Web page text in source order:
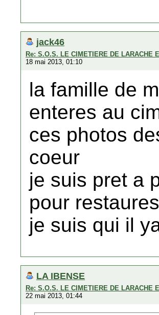
jack46
Re: S.O.S. LE CIMETIERE DE LARACHE
18 mai 2013, 01:10
la famille de
enteres au
ces photos
coeur
je suis pret a
pour
je suis qui il
LA IBENSE
Re: S.O.S. LE CIMETIERE DE LARACHE
22 mai 2013, 01:44